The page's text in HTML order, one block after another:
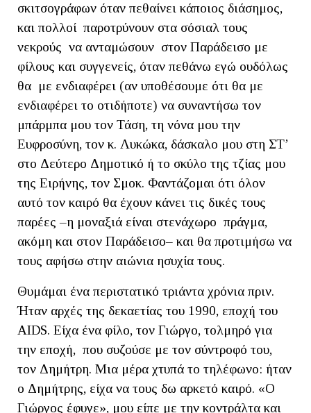
σκιτσογράφων όταν πεθαίνει κάποιος διάσημος,
και πολλοί παροτρύνουν στα σόσιαλ τους
νεκρούς να ανταμώσουν στον Παράδεισο με
φίλους και συγγενείς, όταν πεθάνω εγώ ουδόλως
θα με ενδιαφέρει (αν υποθέσουμε ότι θα με
ενδιαφέρει το οτιδήποτε) να συναντήσω τον
μπάρμπα μου τον Τάση, τη νόνα μου την
Ευφροσύνη, τον κ. Λυκώκα, δάσκαλο μου στη ΣΤ’
στο Δεύτερο Δημοτικό ή το σκύλο της τζίας μου
της Ειρήνης, τον Σμοκ. Φαντάζομαι ότι όλον
αυτό τον καιρό θα έχουν κάνει τις δικές τους
παρέες –η μοναξιά είναι στενάχωρο πράγμα,
ακόμη και στον Παράδεισο– και θα προτιμήσω να
τους αφήσω στην αιώνια ησυχία τους.
Θυμάμαι ένα περιστατικό τριάντα χρόνια πριν.
Ήταν αρχές της δεκαετίας του 1990, εποχή του
AIDS. Είχα ένα φίλο, τον Γιώργο, τολμηρό για
την εποχή, που συζούσε με τον σύντροφό του,
τον Δημήτρη. Μια μέρα χτυπά το τηλέφωνο: ήταν
ο Δημήτρης, είχα να τους δω αρκετό καιρό. «Ο
Γιώργος έφυγε», μου είπε με την κοντράλτα και